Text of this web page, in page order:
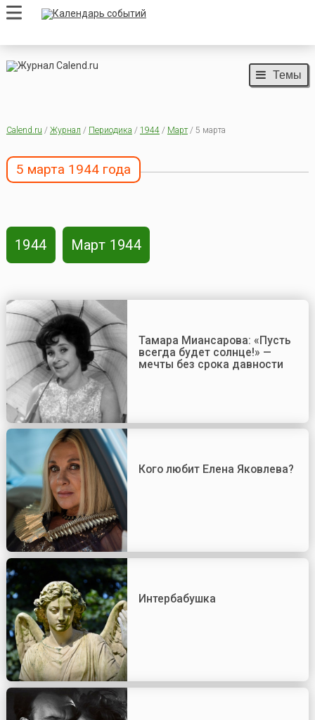
Темы
Calend.ru / Журнал / Периодика / 1944/ Март/ 5 марта
5 марта 1944 года
1944 Март 1944
Тамара Миансарова: «Пусть
всегда будет солнце!» —
мечты без срока давности
Кого любит Елена Яковлева?
Интербабушка